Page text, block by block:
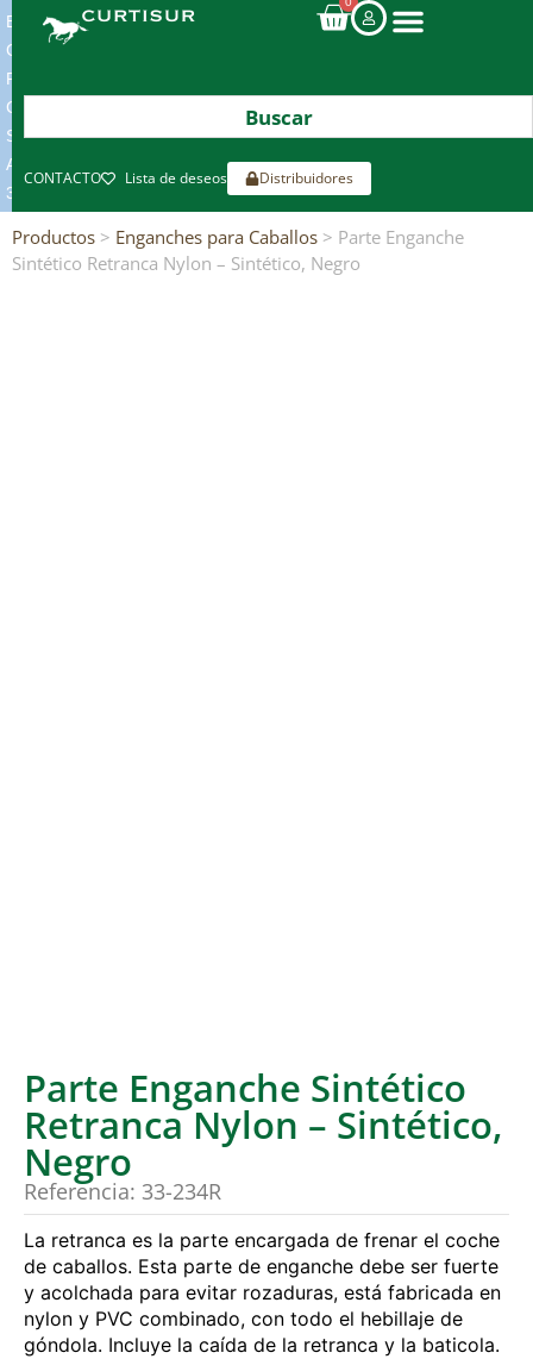
ENVIOS
GRATIS
POR
COMPRAS
SUPERIORES
A
300€*
CONTACTO Lista de deseos Distribuidores
Productos > Enganches para Caballos > Parte Enganche
Sintético Retranca Nylon – Sintético, Negro
Parte Enganche Sintético
Retranca Nylon – Sintético,
Negro
Referencia: 33-234R
La retranca es la parte encargada de frenar el coche
de caballos. Esta parte de enganche debe ser fuerte
y acolchada para evitar rozaduras, está fabricada en
nylon y PVC combinado, con todo el hebillaje de
góndola. Incluye la caída de la retranca y la baticola.